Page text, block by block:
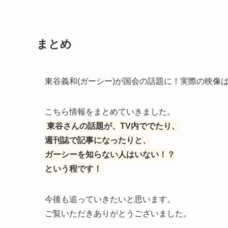
まとめ
東谷義和(ガーシー)が国会の話題に！実際の映像
こちら情報をまとめていきました。
東谷さんの話題が、TV内ででたり、
週刊誌で記事になったりと、
ガーシーを知らない人はいない！？
という程です！
今後も追っていきたいと思います。
ご覧いただきありがとうございました。